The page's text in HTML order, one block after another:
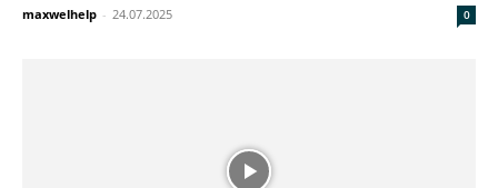
maxwelhelp - 24.07.2025 0